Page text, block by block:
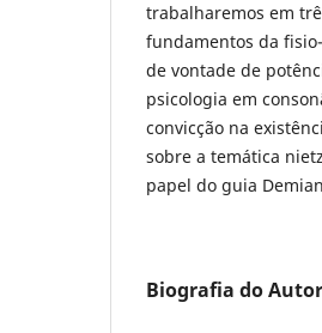
trabalharemos em
fundamentos da
de vontade de
psicologia em
convicção na
sobre a temática
papel do guia
Biografia do Autor